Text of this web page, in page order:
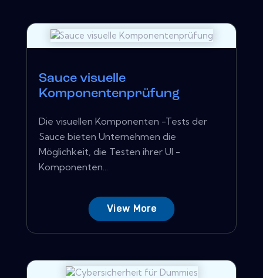
Sauce visuelle
Komponentenprüfung
Die visuellen Komponenten -Tests der
Sauce bieten Unternehmen die
Möglichkeit, die Testen ihrer UI -
Komponenten...
View More